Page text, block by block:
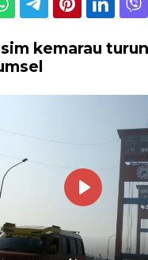
kemarau
Play